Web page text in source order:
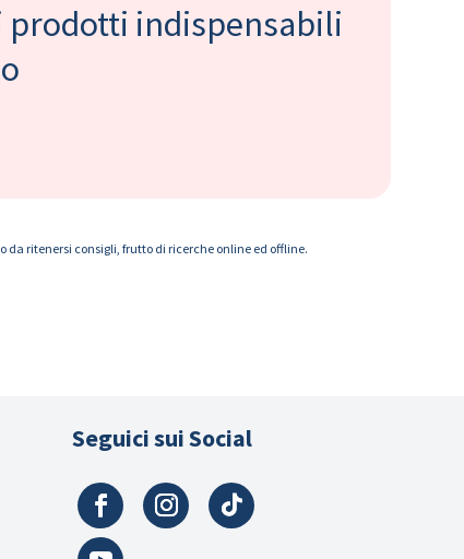
prodotti indispensabili
da ritenersi consigli, frutto di ricerche online ed offline.
Seguici sui Social